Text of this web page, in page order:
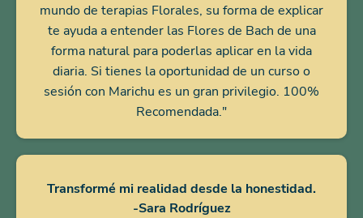
mundo de terapias Florales, su forma de explicar
te ayuda a entender las Flores de Bach de una
forma natural para poderlas aplicar en la vida
diaria. Si tienes la oportunidad de un curso o
sesión con Marichu es un gran privilegio. 100%
Recomendada."
Transformé mi realidad desde la honestidad.
-Sara Rodríguez